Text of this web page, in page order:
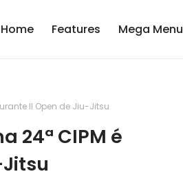
Home Features Mega Menu
II Open de Jiu-Jitsu
24ª CIPM é